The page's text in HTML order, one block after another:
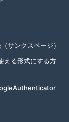
サンクスページ）
える形式にする方